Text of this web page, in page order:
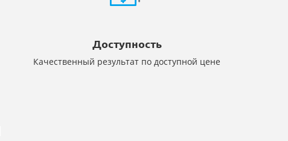
Доступность
Качественный результат по доступной цене